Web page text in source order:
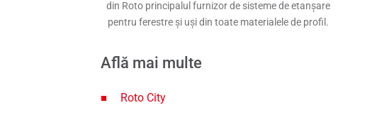
din Roto principalul furnizor de sisteme de etanșare
pentru ferestre și uși din toate materialele de profil.
Află mai multe
Roto City